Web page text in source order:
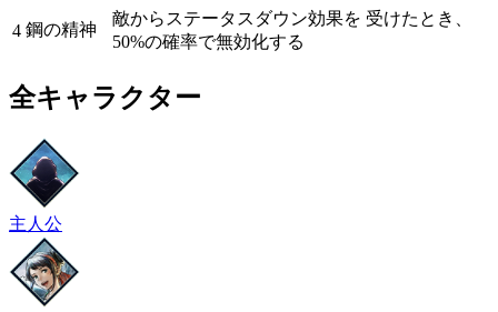
4 鋼の精神
敵からステータスダウン効果を 受けたとき、
50%の確率で無効化する
全キャラクター
主人公